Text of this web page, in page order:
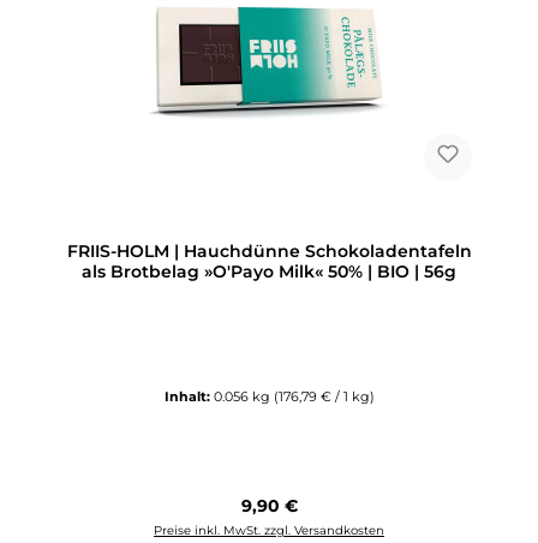
FRIIS-HOLM | Hauchdünne Schokoladentafeln
als Brotbelag »O'Payo Milk« 50% | BIO | 56g
Inhalt: 0.056 kg (176,79 € / 1 kg)
Regulärer Preis:
9,90 €
Preise inkl. MwSt. zzgl. Versandkosten